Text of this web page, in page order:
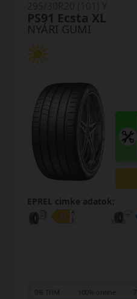
NYÁRI GUMI
Proxes Sport 2 XL
EPREL cimke adatok:
0% THM 100% online